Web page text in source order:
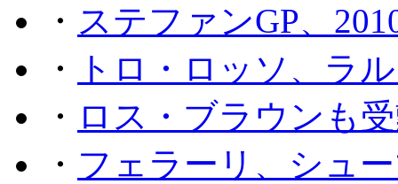
・ ステファンGP、
・
トロ・ロッソ、ラ
・ ロス・ブラウンも
・ フェラーリ、シュ